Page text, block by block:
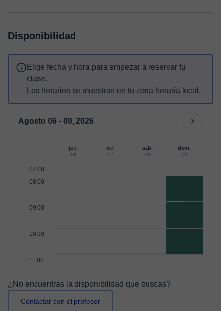
Disponibilidad
Elige fecha y hora para empezar a reservar tu
clase.
Los horarios se muestran en tu zona horaria local.
Agosto 06 - 09, 2026
jue.
06
vie.
07
sáb.
08
dom.
09
07:00
08:00
09:00
10:00
11:00
¿No encuentras la disponibilidad que buscas?
Contactar con el profesor